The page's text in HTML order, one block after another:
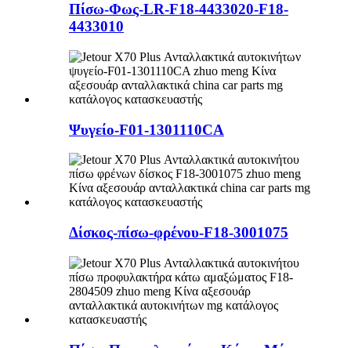
Πίσω-Φως-LR-F18-4433020-F18-
4433010
Ψυγείο-F01-1301110CA
Δίσκος-πίσω-φρένου-F18-3001075